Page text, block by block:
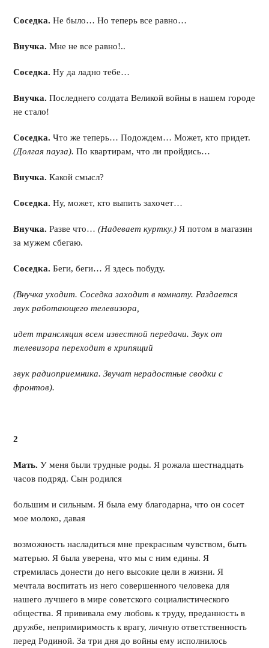
Соседка.Не было… Но теперь все равно…
Внучка. Мне не все равно!..
Соседка.Ну да ладно тебе…
Внучка. Последнего солдата Великой войны в нашем городе
не стало!
Соседка. Что же теперь… Подождем… Может, кто придет.
(Долгая пауза). По квартирам, что ли пройдись…
Внучка. Какой смысл?
Соседка.Ну, может, кто выпить захочет…
Внучка. Разве что…(Надевает куртку.) Я потом в магазин
за мужем сбегаю.
Соседка. Беги, беги… Я здесь побуду.
(Внучка уходит. Соседка заходит в комнату. Раздается
звук работающего телевизора,
идет трансляция всем известной передачи. Звук от
телевизора переходит в хрипящий
звук радиоприемника. Звучат нерадостные сводки с
фронтов).
2
Мать. У меня были трудные роды. Я рожала шестнадцать
часов подряд. Сын родился
большим и сильным. Я была ему благодарна, что он сосет
мое молоко, давая
возможность насладиться мне прекрасным чувством, быть
матерью. Я была уверена, что мы с ним едины. Я
стремилась донести до него высокие цели в жизни. Я
мечтала воспитать из него совершенного человека для
нашего лучшего в мире советского социалистического
общества. Я прививала ему любовь к труду, преданность в
дружбе, непримиримость к врагу, личную ответственность
перед Родиной. За три дня до войны ему исполнилось